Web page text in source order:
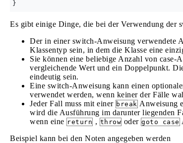
Es gibt einige Dinge, die bei der Verwendung der
Der in einer switch-Anweisung verwendete
Klassentyp sein, in dem die Klasse eine
Sie können eine beliebige Anzahl von
vergleichende Wert und ein Doppelpunkt.
eindeutig sein.
Eine switch-Anweisung kann einen
verwendet werden, wenn keiner der Fälle
Jeder Fall muss mit einer break Anweisung
wird die Ausführung im darunter liegenden
wenn eine return , throw oder goto case
Beispiel kann bei den Noten angegeben werden